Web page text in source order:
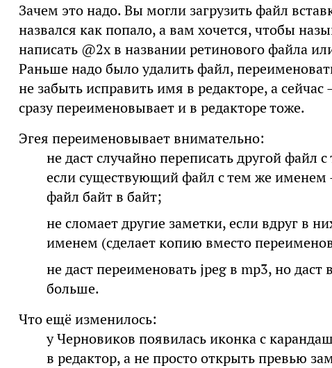
Зачем это надо. Вы могли загрузить файл
назвался как попало, а вам хочется, чтобы
написать @2x в названии ретинового файла
Раньше надо было удалить файл,
не забыть исправить имя в редакторе, а
сразу переименовывает и в редакторе тоже.
Эгея переименовывает внимательно:
не даст случайно переписать другой
если существующий файл с тем же именем
файл байт в байт;
не сломает другие заметки, если вдруг в
именем (сделает копию вместо
не даст переименовать jpeg в mp3, но даст
больше.
Что ещё изменилось:
у Черновиков появилась иконка с
в редактор, а не просто открыть превью